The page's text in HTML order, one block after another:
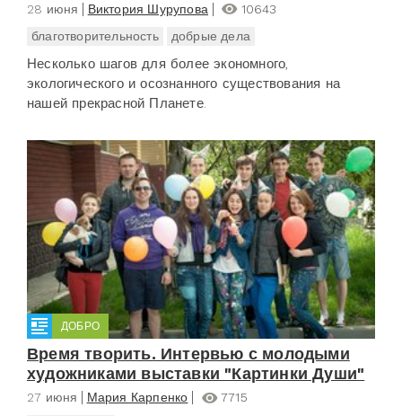
28 июня Виктория Шурупова
10643
благотворительность
добрые дела
Несколько шагов для более экономного,
экологического и осознанного существования на
нашей прекрасной Планете.
ДОБРО
Время творить. Интервью с молодыми
художниками выставки "Картинки Души"
27 июня Мария Карпенко
7715